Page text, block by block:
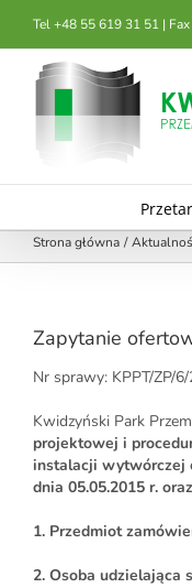
zawartości
Tel +48 55 619 31 51 |
Strona główna
Zapytanie
Nr sprawy: KPPT/ZP/
Kwidzyński Park
projektowej i
instalacji wytwórczej
dnia 05.05.2015 r.
1. Przedmiot
2. Osoba udzielająca